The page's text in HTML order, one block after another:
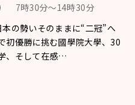
7時30分～14時30分
の勢いそのままに“二冠”へ
初優勝に挑む國學院大學、30
、そして在感…